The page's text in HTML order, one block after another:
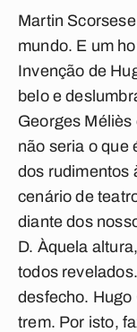
Martin
mundo. E um
Invenção de
belo e
Georges Méliès
não seria o que
dos rudimentos
cenário de
diante dos
D. Àquela
todos
desfecho. Hugo
trem. Por isto,